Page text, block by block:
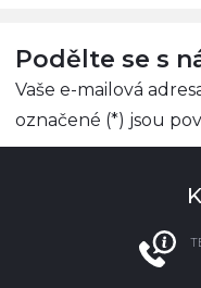
Podělte se s
Vaše e-mailová
označené (*) jsou